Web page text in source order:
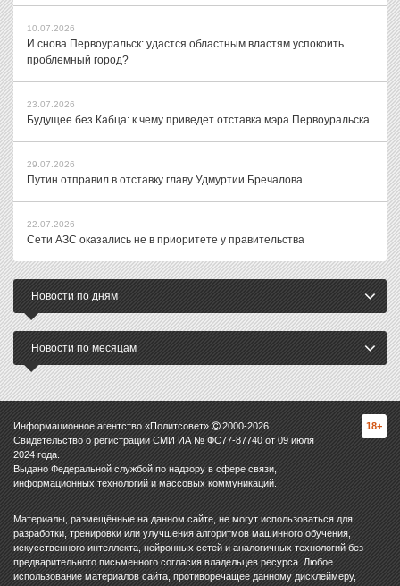
10.07.2026
И снова Первоуральск: удастся областным властям успокоить
проблемный город?
23.07.2026
Будущее без Кабца: к чему приведет отставка мэра Первоуральска
29.07.2026
Путин отправил в отставку главу Удмуртии Бречалова
22.07.2026
Сети АЗС оказались не в приоритете у правительства
Новости по дням
Новости по месяцам
Информационное агентство «Политсовет» 2000-2026
Свидетельство о регистрации СМИ ИА № ФС77-87740 от 09 июля
2024 года.
Выдано Федеральной службой по надзору в сфере связи,
информационных технологий и массовых коммуникаций.
18+
Материалы, размещённые на данном сайте, не могут использоваться для
разработки, тренировки или улучшения алгоритмов машинного обучения,
искусственного интеллекта, нейронных сетей и аналогичных технологий без
предварительного письменного согласия владельцев ресурса. Любое
использование материалов сайта, противоречащее данному дисклеймеру,